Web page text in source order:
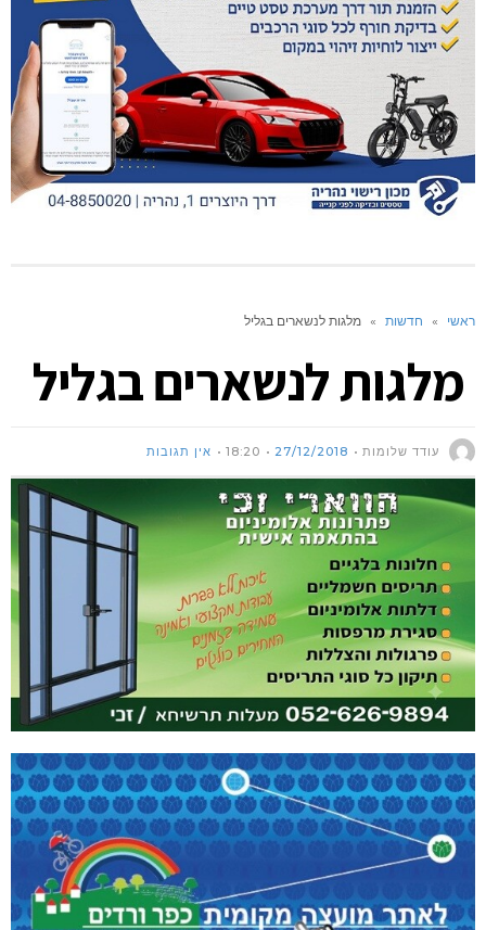
ראשי » חדשות » מלגות לנשארים בגליל
מלגות לנשארים בגליל
עודד שלומות 27/12/2018
18:20 אין תגובות